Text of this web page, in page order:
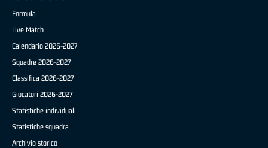
Formula
Live Match
Calendario 2026-2027
Squadre 2026-2027
Classifica 2026-2027
Giocatori 2026-2027
Statistiche individuali
Statistiche squadra
Archivio storico